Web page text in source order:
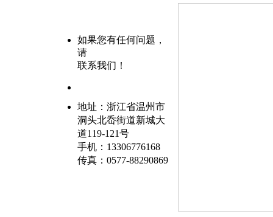
如果您有任何问题，
请
联系我们！
地址：浙江省温州市
洞头北岙街道新城大
道119-121号
手机： 13306776168
传真：0577-88290869